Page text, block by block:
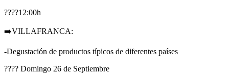
????12:00h
➡️VILLAFRANCA:
-Degustación de productos típicos de diferentes países
???? Domingo 26 de Septiembre